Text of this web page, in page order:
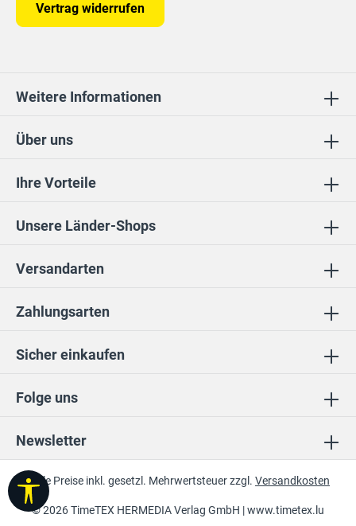
Folge uns
Ihre Vorteile
Unsere Länder-Shops
Sicher einkaufen
Über uns
Newsletter
Vertrag widerrufen
Weitere Informationen
Zahlungsarten
Versandarten
© 2026 TimeTEX HERMEDIA Verlag GmbH |www.timetex.lu
* Alle Preise inkl. gesetzl. Mehrwertsteuer zzgl. Versandkosten
Werkzeugleiste anzeigen